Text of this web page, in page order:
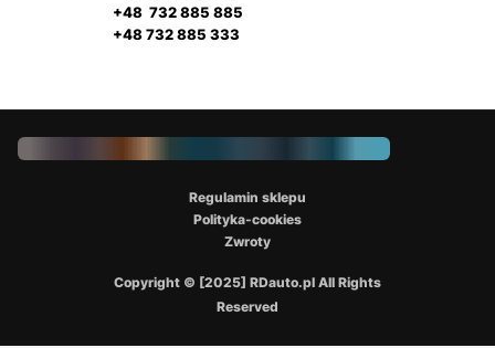
+48 732 885 885
+48 732 885 333
Copyright © [2025] RDauto.pl All Rights
Reserved
Regulamin sklepu
Polityka-cookies
Zwroty